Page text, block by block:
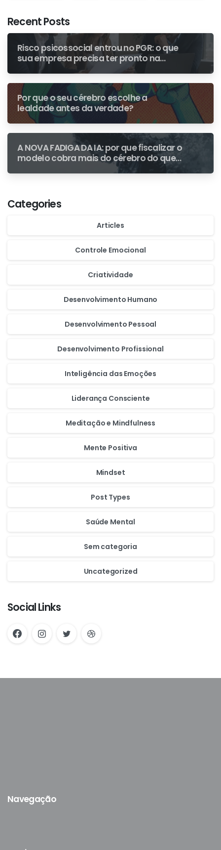
Recent Posts
Risco psicossocial entrou no PGR: o que
sua empresa precisa ter pronto na
primeira fiscalização
Por que o seu cérebro escolhe a
lealdade antes da verdade?
A NOVA FADIGA DA IA: por que fiscalizar o
modelo cobra mais do cérebro do que
Categories
Articles
Controle Emocional
Criatividade
Desenvolvimento Humano
Desenvolvimento Pessoal
Desenvolvimento Profissional
Inteligência das Emoções
Liderança Consciente
Meditação e Mindfulness
Mente Positiva
Mindset
Post Types
Saúde Mental
Sem categoria
Uncategorized
Social Links
Navegação